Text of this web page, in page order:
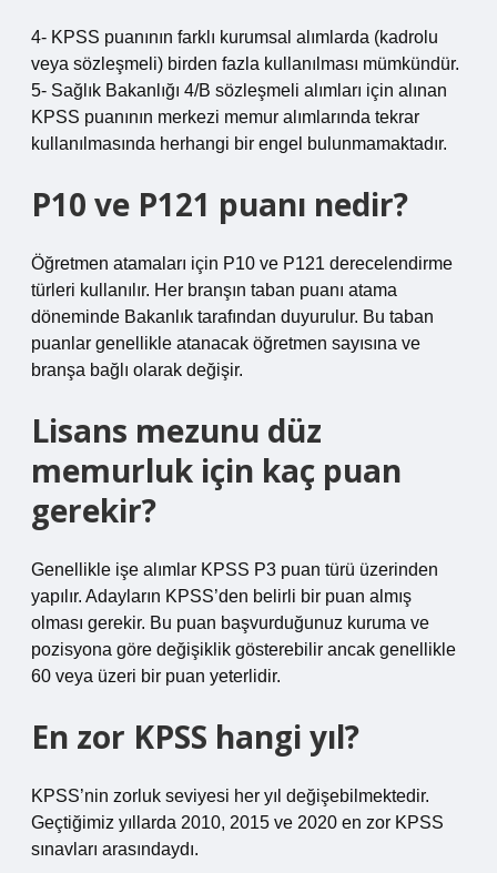
4- KPSS puanının farklı kurumsal alımlarda (kadrolu
veya sözleşmeli) birden fazla kullanılması mümkündür.
5- Sağlık Bakanlığı 4/B sözleşmeli alımları için alınan
KPSS puanının merkezi memur alımlarında tekrar
kullanılmasında herhangi bir engel bulunmamaktadır.
P10 ve P121 puanı nedir?
Öğretmen atamaları için P10 ve P121 derecelendirme
türleri kullanılır. Her branşın taban puanı atama
döneminde Bakanlık tarafından duyurulur. Bu taban
puanlar genellikle atanacak öğretmen sayısına ve
branşa bağlı olarak değişir.
Lisans mezunu düz
memurluk için kaç puan
gerekir?
Genellikle işe alımlar KPSS P3 puan türü üzerinden
yapılır. Adayların KPSS’den belirli bir puan almış
olması gerekir. Bu puan başvurduğunuz kuruma ve
pozisyona göre değişiklik gösterebilir ancak genellikle
60 veya üzeri bir puan yeterlidir.
En zor KPSS hangi yıl?
KPSS’nin zorluk seviyesi her yıl değişebilmektedir.
Geçtiğimiz yıllarda 2010, 2015 ve 2020 en zor KPSS
sınavları arasındaydı.